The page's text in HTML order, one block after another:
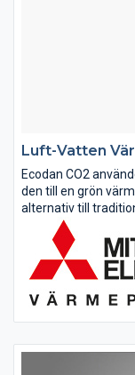
Luft-Vatten
Ecodan CO2
den till en grön
alternativ till
vattenvärmepump